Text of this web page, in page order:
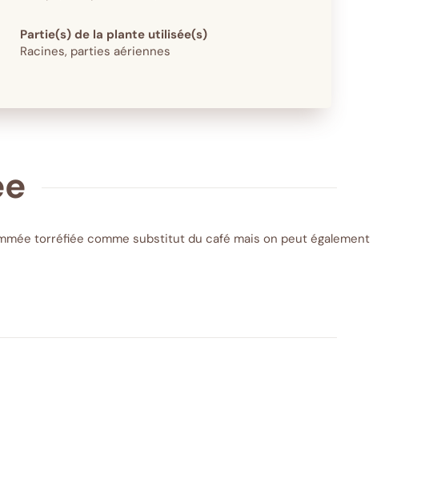
Partie(s) de la plante utilisée(s)
Racines, parties aériennes
torréfiée comme substitut du café mais on peut également